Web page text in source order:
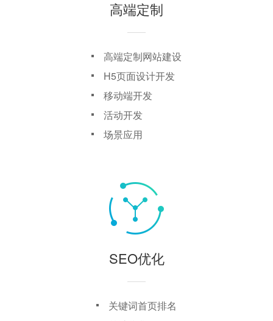
高端定制
高端定制网站建设
H5页面设计开发
移动端开发
活动开发
场景应用
SEO优化
关键词首页排名